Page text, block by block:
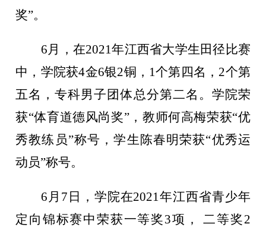
奖”。
6月，在2021年江西省大学生田径比赛
中，学院获4金6银2铜，1个第四名，2个第
五名，专科男子团体总分第二名。学院荣
获“体育道德风尚奖”，教师何高梅荣获“优
秀教练员”称号，学生陈春明荣获“优秀运
动员”称号。
6月7日，学院在2021年江西省青少年
定向锦标赛中荣获一等奖3项，
二等奖2